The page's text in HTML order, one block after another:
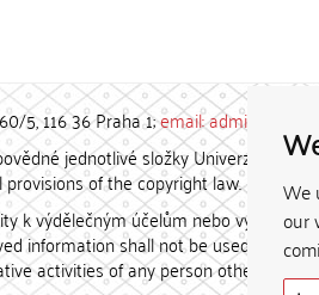
We
our
5, 116 36 Praha 1;email: admin-
jednotlivé složky Univerzity
of the copyright law.
k výdělečným účelům nebo vydávány
information shall not be used for any
activities of any person other than the